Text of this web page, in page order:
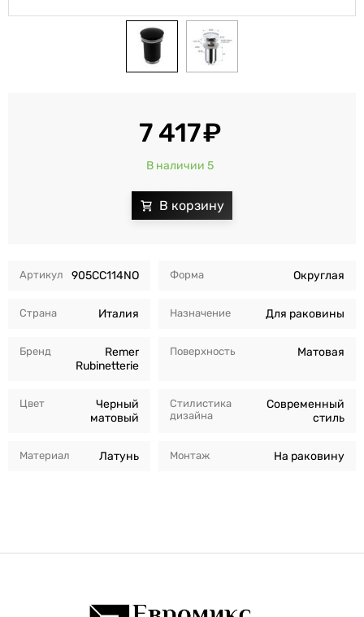
Артикул 905CC114NO
Страна Италия
Бренд
Remer
Rubinetterie
Цвет
Черный
матовый
Материал Латунь
Форма Округлая
Назначение Для раковины
Поверхность Матовая
Стилистика
дизайна
Современный
стиль
Монтаж На раковину
7 417
В наличии 5